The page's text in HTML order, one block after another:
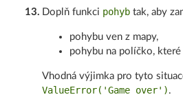
13. Doplň funkci pohyb tak, aby
pohybu ven z mapy,
pohybu na políčko, které
Vhodná výjimka pro tyto
ValueError('Game over') .